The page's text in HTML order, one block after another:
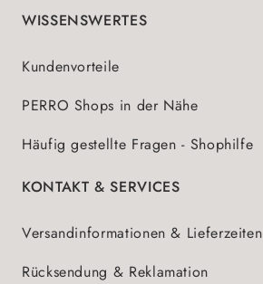
WISSENSWERTES
Kundenvorteile
PERRO Shops in der Nähe
Häufig gestellte Fragen - Shophilfe
KONTAKT & SERVICES
Versandinformationen & Lieferzeiten
Rücksendung & Reklamation